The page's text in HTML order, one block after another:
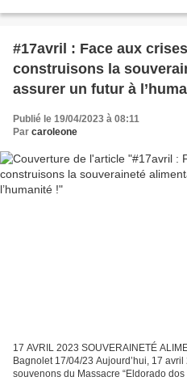
#17avril : Face aux
construisons la
assurer un futur à
Publié le 19/04/2023 à 08:11
Par caroleone
17 AVRIL 2023 SOUVERAINETÉ
Bagnolet 17/04/23 Aujourd’hui, 17
souvenons du Massacre “Eldorado